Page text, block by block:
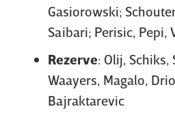
Gasiorowski;
Saibari; Perisic, Pepi,
Rezerve: Olij, Schiks,
Waayers, Magalo,
Bajraktarevic